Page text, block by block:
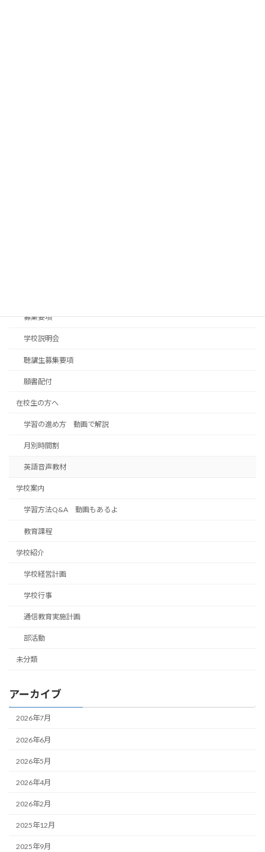
募集要項
学校説明会
聴講生募集要項
願書配付
在校生の方へ
学習の進め方 動画で解説
月別時間割
英語音声教材
学校案内
学習方法Q&A 動画もあるよ
教育課程
学校紹介
学校経営計画
学校行事
通信教育実施計画
部活動
未分類
アーカイブ
2026年7月
2026年6月
2026年5月
2026年4月
2026年2月
2025年12月
2025年9月